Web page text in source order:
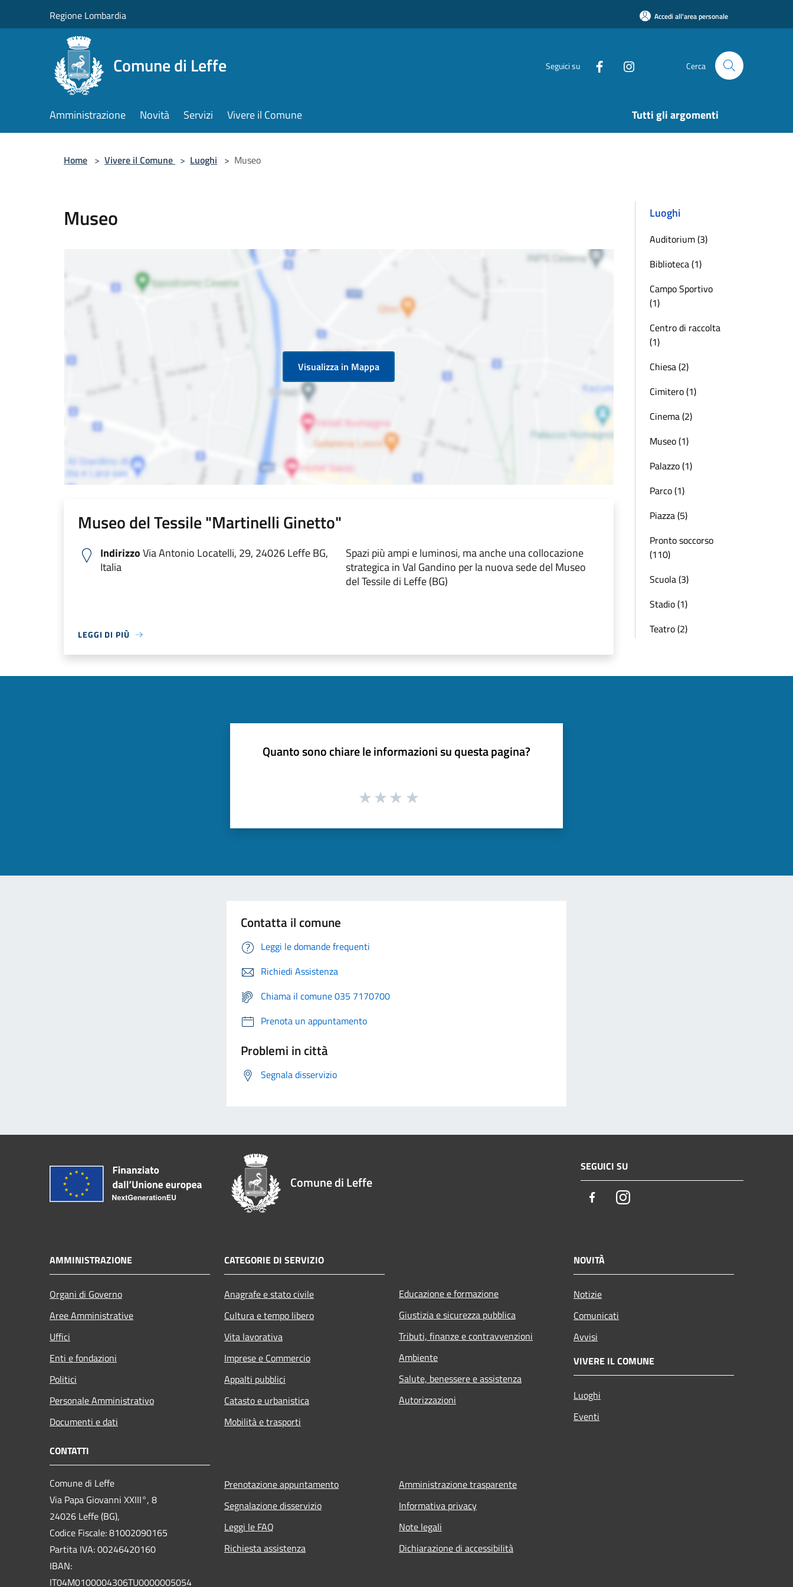
Regione Lombardia Accedi all'area personale
Comune di Leffe Seguici su Cerca
Amministrazione Novità Servizi Vivere il Comune Tutti gli argomenti
Home > Vivere il Comune > Luoghi > Museo
Museo
Visualizza in Mappa
Museo del Tessile "Martinelli Ginetto"
IndirizzoVia Antonio Locatelli, 29, 24026 Leffe BG,
Italia
Spazi più ampi e luminosi, ma anche una collocazione
strategica in Val Gandino per la nuova sede del Museo
del Tessile di Leffe (BG)
LEGGI DI PIÙ
Luoghi
Auditorium (3)
Biblioteca (1)
Campo Sportivo
(1)
Centro di raccolta
(1)
Chiesa (2)
Cimitero (1)
Cinema (2)
Museo (1)
Palazzo (1)
Parco (1)
Piazza (5)
Pronto soccorso
(110)
Scuola (3)
Stadio (1)
Teatro (2)
Quanto sono chiare le informazioni su questa pagina?
Contatta il comune
Leggi le domande frequenti
Richiedi Assistenza
Chiama il comune 035 7170700
Prenota un appuntamento
Problemi in città
Segnala disservizio
Comune di Leffe
SEGUICI SU
FacebookInstagram
AMMINISTRAZIONE
Organi di Governo
Aree Amministrative
Uffici
Enti e fondazioni
Politici
Personale Amministrativo
Documenti e dati
CATEGORIE DI SERVIZIO
Anagrafe e stato civile
Cultura e tempo libero
Vita lavorativa
Imprese e Commercio
Appalti pubblici
Catasto e urbanistica
Mobilità e trasporti
Educazione e formazione
Giustizia e sicurezza pubblica
Tributi, finanze e contravvenzioni
Ambiente
Salute, benessere e assistenza
Autorizzazioni
NOVITÀ
Notizie
Comunicati
Avvisi
VIVERE IL COMUNE
Luoghi
Eventi
CONTATTI
Comune di Leffe
Via Papa Giovanni XXIII°, 8
24026 Leffe (BG),
Codice Fiscale: 81002090165
Partita IVA: 00246420160
IBAN:
IT04M0100004306TU0000005054
Prenotazione appuntamento
Segnalazione disservizio
Leggi le FAQ
Richiesta assistenza
Amministrazione trasparente
Informativa privacy
Note legali
Dichiarazione di accessibilità